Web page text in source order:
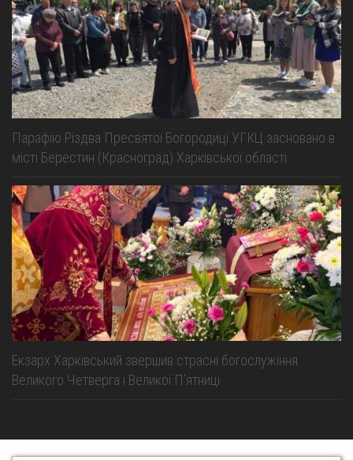
Парафію Різдва Пресвятої Богородиці УГКЦ засновано в
місті Берестин (Красноград) Харківської області
Екзарх Харківський звершив страсні богослужіння
Великого Четверга і Великої Пʼятниці